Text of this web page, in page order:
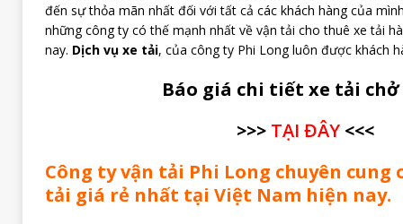
đến sự thỏa mãn nhất đối với tất cả các khách hàng của
những công ty có thế mạnh nhất về vận tải cho thuê xe tải
nay. Dịch vụ xe tải, của công ty Phi Long luôn được khách
Báo giá chi tiết xe tải
>>> TẠI ĐÂY<<<
Công ty vận tải Phi Long chuyên cung
tải giá rẻ nhất tại Việt Nam hiện nay.